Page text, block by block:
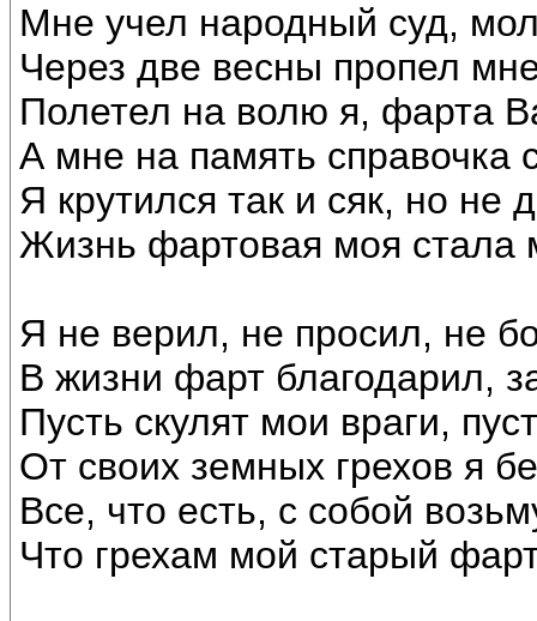
Мне учел народный суд,
Через две весны пропел
Полетел на волю я, фарта
А мне на память справочка
Я крутился так и сяк, но не
Жизнь фартовая моя стала
Я не верил, не просил, не
В жизни фарт благодарил,
Пусть скулят мои враги,
От своих земных грехов я
Все, что есть, с собой
Что грехам мой старый